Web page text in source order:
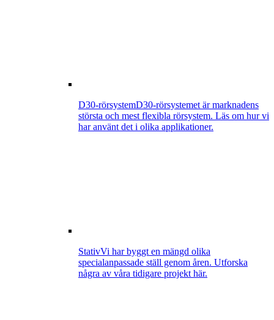
D30-rörsystemD30-rörsystemet är marknadens
största och mest flexibla rörsystem. Läs om hur vi
har använt det i olika applikationer.
StativVi har byggt en mängd olika
specialanpassade ställ genom åren. Utforska
några av våra tidigare projekt här.